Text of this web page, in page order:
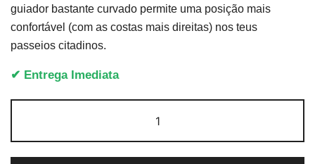
guiador bastante curvado permite uma posição mais
confortável (com as costas mais direitas) nos teus
passeios citadinos.
✔ Entrega Imediata
de
Guiador